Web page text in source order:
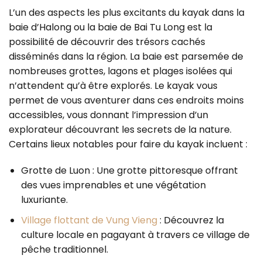
L’un des aspects les plus excitants du kayak dans la
baie d’Halong ou la baie de Bai Tu Long est la
possibilité de découvrir des trésors cachés
disséminés dans la région. La baie est parsemée de
nombreuses grottes, lagons et plages isolées qui
n’attendent qu’à être explorés. Le kayak vous
permet de vous aventurer dans ces endroits moins
accessibles, vous donnant l’impression d’un
explorateur découvrant les secrets de la nature.
Certains lieux notables pour faire du kayak incluent :
Grotte de Luon : Une grotte pittoresque offrant
des vues imprenables et une végétation
luxuriante.
Village flottant de Vung Vieng : Découvrez la
culture locale en pagayant à travers ce village de
pêche traditionnel.